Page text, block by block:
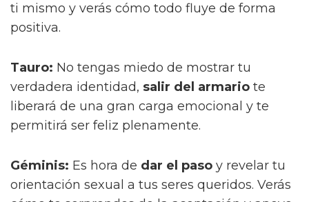
ti mismo y verás cómo todo fluye de forma
positiva.
Tauro: No tengas miedo de mostrar tu
verdadera identidad, salir del armario te
liberará de una gran carga emocional y te
permitirá ser feliz plenamente.
Géminis: Es hora de dar el paso y revelar tu
orientación sexual a tus seres queridos. Verás